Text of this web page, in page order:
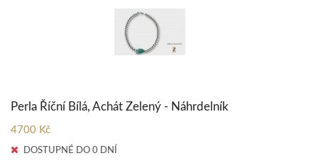
Perla Říční Bílá, Achát Zelený - Náhrdelník
4700 Kč
DOSTUPNÉ DO 0 DNÍ